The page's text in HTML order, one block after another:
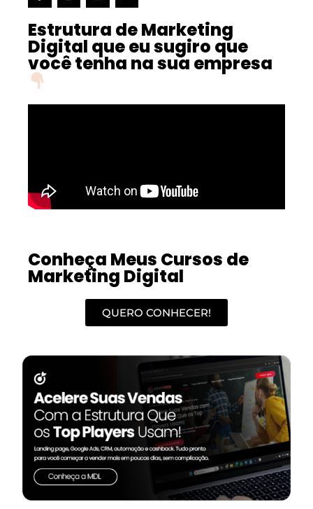
Estrutura de Marketing
Digital que eu sugiro que
você tenha na sua empresa
Conheça Meus Cursos de
Marketing Digital
QUERO CONHECER!